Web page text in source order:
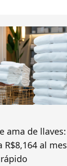
ama de llaves:
R$8,164 al mes